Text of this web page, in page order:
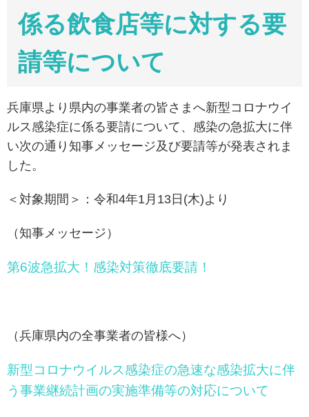
係る飲食店等に対する要
請等について
兵庫県より県内の事業者の皆さまへ新型コロナウイ
ルス感染症に係る要請について、感染の急拡大に伴
い次の通り知事メッセージ及び要請等が発表されま
した。
＜対象期間＞：令和4年1月13日(木)より
（知事メッセージ）
第6波急拡大！感染対策徹底要請！
（兵庫県内の全事業者の皆様へ）
新型コロナウイルス感染症の急速な感染拡大に伴
う事業継続計画の実施準備等の対応について